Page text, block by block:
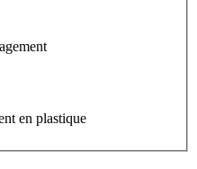
en plastique